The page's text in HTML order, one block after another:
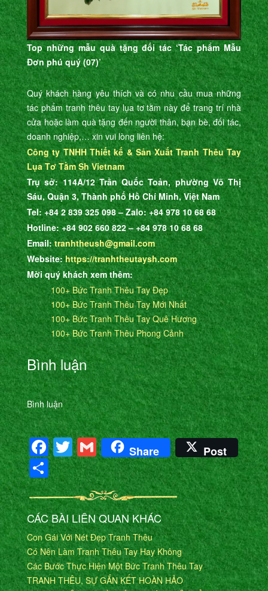
Top những mẫu quà tặng đối tác ‘Tác phẩm Mẫu
Đơn phú quý (07)’
Quý khách hàng yêu thích và có nhu cầu mua những
tác phẩm tranh thêu tay lụa tơ tằm này để trang trí nhà
cửa hoặc làm quà tặng đến người thân, bạn bè, đối tác,
doanh nghiệp,… xin vui lòng liên hệ:
Công ty TNHH Thiết kế & Sản Xuất Tranh Thêu Tay
Lụa Tơ Tằm Sh Vietnam
Trụ sở: 114A/12 Trần Quốc Toản, phường Võ Thị
Sáu, Quận 3, Thành phố Hồ Chí Minh, Việt Nam
Tel: +84 2 839 325 098 – Zalo: +84 978 10 68 68
Hotline: +84 902 660 822 – +84 978 10 68 68
Email:tranhtheush@gmail.com
Website:https://tranhtheutaysh.com
Mời quý khách xem thêm:
100+ Bức Tranh Thêu Tay Đẹp
100+ Bức Tranh Thêu Tay Mới Nhất
100+ Bức Tranh Thêu Tay Quê Hương
100+ Bức Tranh Thêu Phong Cảnh
Bình luận
Bình luận
Facebook
Twitter
Gmail
Share Post
Share
CÁC BÀI LIÊN QUAN KHÁC
Con Gái Với Nét Đẹp Tranh Thêu
Có Nên Làm Tranh Thêu Tay Hay Không
Các Bước Thực Hiện Một Bức Tranh Thêu Tay
TRANH THÊU, SỰ GẮN KẾT HOÀN HẢO